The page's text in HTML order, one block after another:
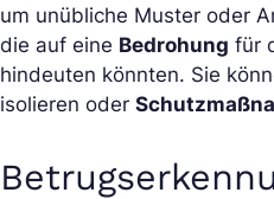
um unübliche Muster oder
die auf eine Bedrohung für
hindeuten könnten. Sie
isolieren oder